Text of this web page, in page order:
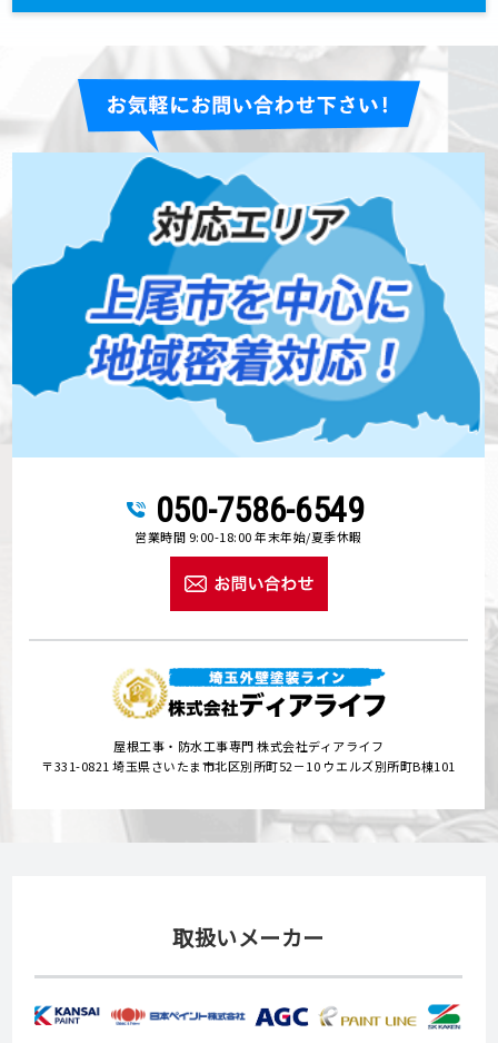
050-7586-6549
営業時間 9:00-18:00 年末年始/夏季休暇
屋根工事・防水工事専門 株式会社ディアライフ
〒331-0821 埼玉県さいたま市北区別所町52－10 ウエルズ別所町B棟101
取扱いメーカー